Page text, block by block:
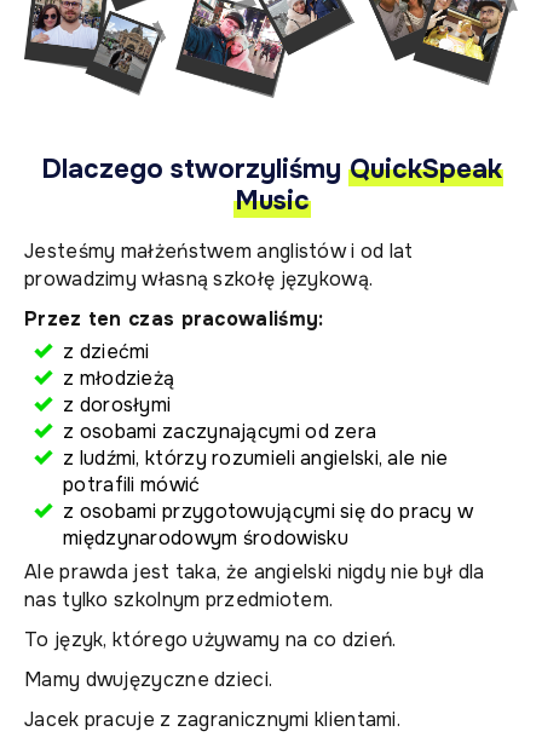
Dlaczego stworzyliśmy QuickSpeak
Music
Jesteśmy małżeństwem anglistów i od lat
prowadzimy własną szkołę językową.
Przez ten czas pracowaliśmy:
z dziećmi
z młodzieżą
z dorosłymi
z osobami zaczynającymi od zera
z ludźmi, którzy rozumieli angielski, ale nie
potrafili mówić
z osobami przygotowującymi się do pracy w
międzynarodowym środowisku
Ale prawda jest taka, że angielski nigdy nie był dla
nas tylko szkolnym przedmiotem.
To język, którego używamy na co dzień.
Mamy dwujęzyczne dzieci.
Jacek pracuje z zagranicznymi klientami.